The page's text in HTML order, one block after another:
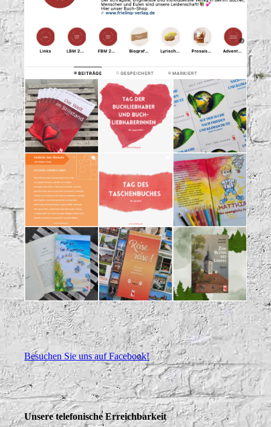
Besuchen Sie uns auf Facebook!
Unsere telefonische Erreichbarkeit